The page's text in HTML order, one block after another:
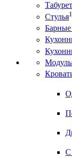
Стулья
Барные
С